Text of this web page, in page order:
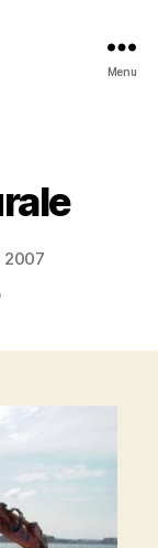
Menu
2007
su